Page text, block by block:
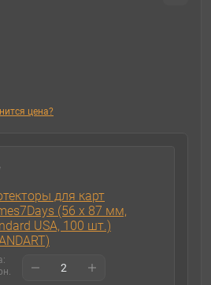
цена?
для карт
(56 х 87 мм,
USA, 100 шт.)